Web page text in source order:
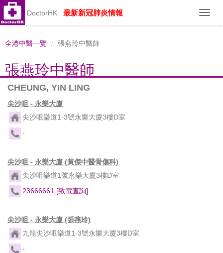
DoctorHK 最新新冠肺炎情報
全港中醫一覽 張燕玲中醫師
張燕玲中醫師
CHEUNG, YIN LING
尖沙咀 - 永樂大廈
尖沙咀樂道1-3號永樂大廈3樓D室
-
尖沙咀 - 永樂大廈 (黃傑中醫骨傷科)
尖沙咀樂道1號永樂大廈3樓D室
23666661 [致電查詢]
尖沙咀 - 永樂大廈 (張燕玲)
九龍尖沙咀樂道1-3號永樂大廈3樓D室
-